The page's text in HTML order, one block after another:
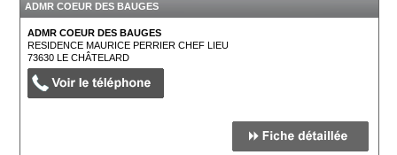
ADMR COEUR DES BAUGES
ADMR COEUR DES BAUGES
RESIDENCE MAURICE PERRIER CHEF LIEU
73630LE CHÂTELARD